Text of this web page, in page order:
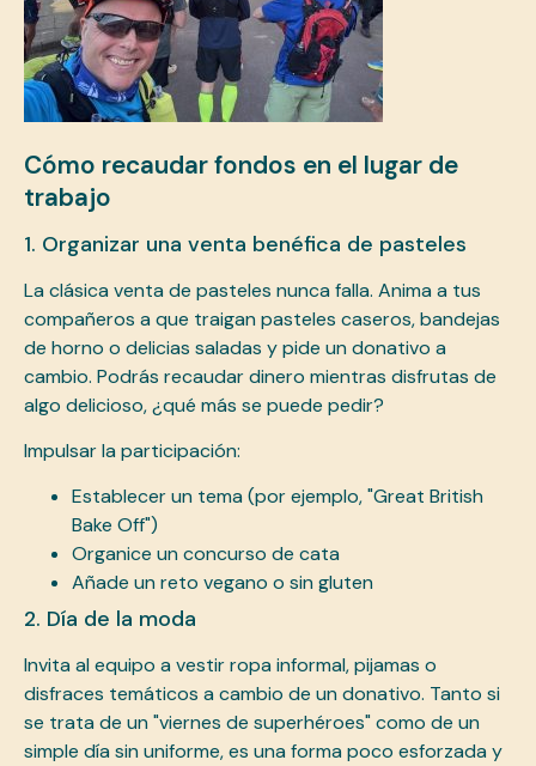
Cómo recaudar fondos en el lugar de
trabajo
1. Organizar una venta benéfica de pasteles
La clásica venta de pasteles nunca falla. Anima a tus
compañeros a que traigan pasteles caseros, bandejas
de horno o delicias saladas y pide un donativo a
cambio. Podrás recaudar dinero mientras disfrutas de
algo delicioso, ¿qué más se puede pedir?
Impulsar la participación:
Establecer un tema (por ejemplo, "Great British
Bake Off")
Organice un concurso de cata
Añade un reto vegano o sin gluten
2. Día de la moda
Invita al equipo a vestir ropa informal, pijamas o
disfraces temáticos a cambio de un donativo. Tanto si
se trata de un "viernes de superhéroes" como de un
simple día sin uniforme, es una forma poco esforzada y